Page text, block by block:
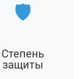
🛡️
Степень
защиты